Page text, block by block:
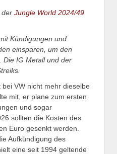
der Jungle World 2024/49
Kündigungen und
einsparen, um den
Die IG Metall und der
VW nicht mehr dieselbe
mit, er plane zum ersten
und sogar
sollten die Kosten des
Euro gesenkt werden.
Aufkündigung des
eine seit 1994 geltende